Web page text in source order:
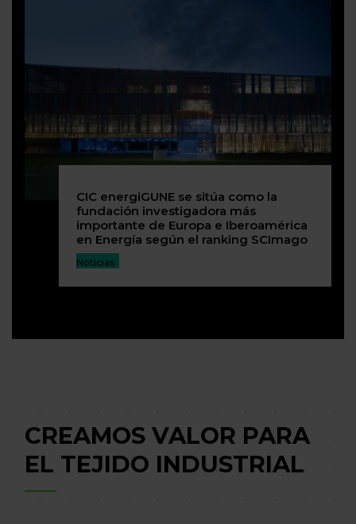
CIC energiGUNE se sitúa como la
fundación investigadora más
importante de Europa e Iberoamérica
en Energía según el ranking SCImago
Noticias
CREAMOS VALOR PARA
EL TEJIDO INDUSTRIAL